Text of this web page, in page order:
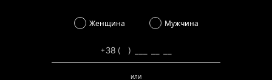
Женщина Мужчина
или